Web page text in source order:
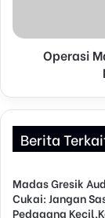
Operasi
Berita
Madas Gresik
Cukai: Jangan
Pedagang